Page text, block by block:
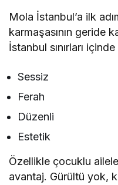
Mola İstanbul’a ilk
karmaşasının geride
İstanbul sınırları
Sessiz
Ferah
Düzenli
Estetik
Özellikle çocuklu
avantaj. Gürültü yok,